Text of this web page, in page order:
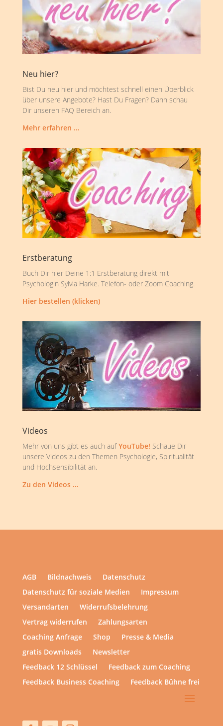
Neu hier?
Bist Du neu hier und möchtest schnell einen Überblick
über unsere Angebote? Hast Du Fragen? Dann schau
Dir unseren FAQ Bereich an.
Mehr erfahren …
Erstberatung
Buch Dir hier Deine 1:1 Erstberatung direkt mit
Psychologin Sylvia Harke. Telefon- oder Zoom Coaching.
Hier bestellen (klicken)
Videos
Mehr von uns gibt es auch aufYouTube! Schaue Dir
unsere Videos zu den Themen Psychologie, Spiritualität
und Hochsensibilität an.
Zu den Videos …
AGB Bildnachweis
Datenschutz
Datenschutz für soziale Medien
Impressum
Versandarten
Widerrufsbelehrung
Vertrag widerrufen
Zahlungsarten
Coaching Anfrage
Shop
Presse & Media
gratis Downloads
Newsletter
Feedback 12 Schlüssel
Feedback zum Coaching
Feedback Business Coaching
Feedback Bühne frei